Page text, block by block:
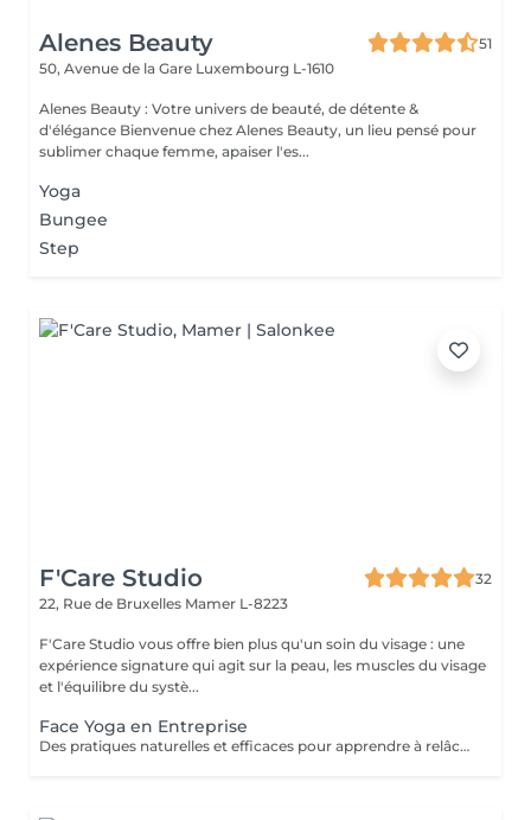
Alenes Beauty
51
50, Avenue de la Gare Luxembourg L-1610
Alenes Beauty : Votre univers de beauté, de détente &
d'élégance Bienvenue chez Alenes Beauty, un lieu pensé pour
sublimer chaque femme, apaiser l'es...
Yoga
Bungee
Step
F'Care Studio
32
22, Rue de Bruxelles Mamer L-8223
F'Care Studio vous offre bien plus qu'un soin du visage : une
expérience signature qui agit sur la peau, les muscles du visage
et l'équilibre du systè...
Face Yoga en Entreprise
Des pratiques naturelles et efficaces pour apprendre à relâcher les tensions musculaires accumulées au cours de la journée, corriger la posture et défatiguer le regard. En associant la respiration aux exercices, le yoga du visage favorise la relaxation et la concentration mentale. Le Yoga du visage apporte une prise de conscience. C'est une boîte à outils dans laquelle chacun peut piocher l'outil qui répondra à son besoin au moment précis que ce soit un exercice, un automassage, un point d'acupression, le taping. C'est un véritable allié dans la prise en charge du bien-être de vos employés au quotidien ! Ce cours est pratiqué sur place, pour des groupes de 15 personnes maximum et ne nécessite aucun changement de tenue.